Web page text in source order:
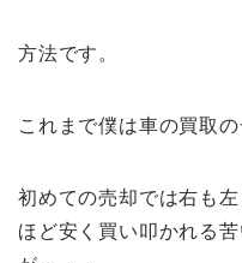
方法です。
これまで僕は車の買取
初めての売却では右も
ほど安く買い叩かれる